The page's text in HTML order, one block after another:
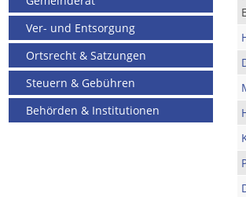
Ver- und Entsorgung
Ortsrecht & Satzungen
Steuern & Gebühren
Behörden & Institutionen